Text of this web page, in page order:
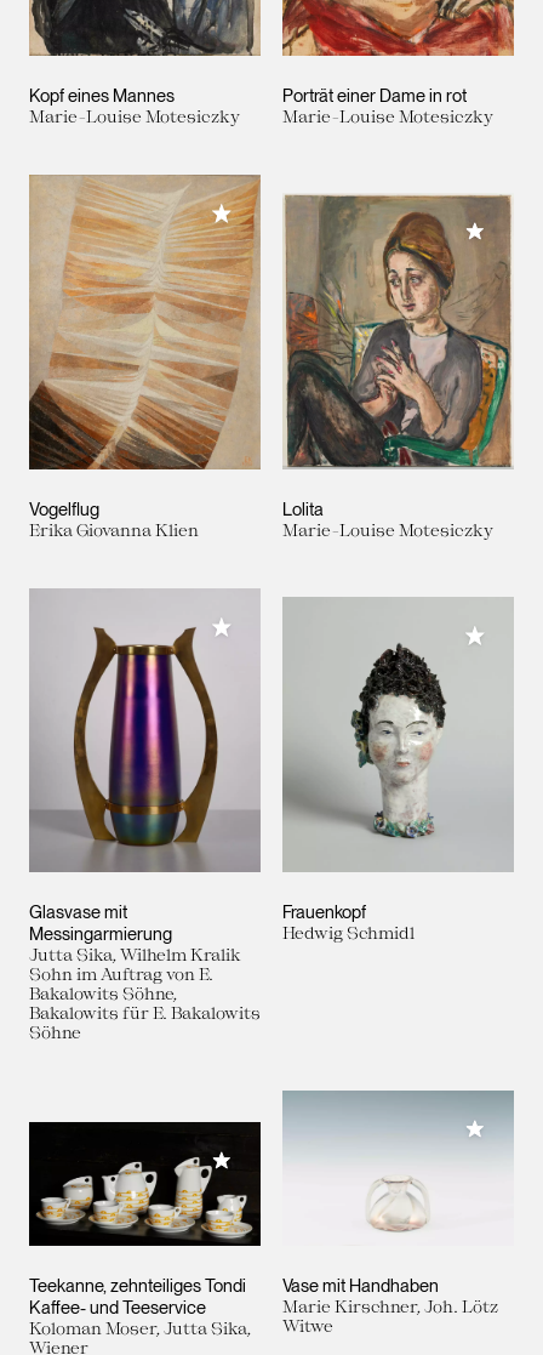
Kopf eines Mannes
Marie-Louise Motesiczky
Porträt einer Dame in rot
Marie-Louise Motesiczky
Vogelflug
Erika Giovanna Klien
Meiner Sammlung hinzufügen
Lolita
Marie-Louise Motesiczky
Meiner
Glasvase mit
Messingarmierung
Jutta Sika, Wilhelm Kralik
Sohn im Auftrag von E.
Bakalowits Söhne,
Bakalowits für E. Bakalowits
Söhne
Meiner Sammlung hinzufügen
Frauenkopf
Hedwig Schmidl
Meiner
Teekanne, zehnteiliges Tondi
Kaffee- und Teeservice
Koloman Moser, Jutta Sika,
Wiener
Meiner Sammlung hinzufügen
Vase mit Handhaben
Marie Kirschner, Joh. Lötz
Witwe
Meiner